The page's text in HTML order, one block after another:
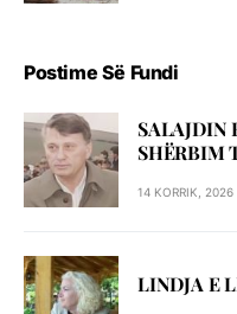
Postime Së Fundi
SALAJDIN
SHЁRBIM
14 KORRIK, 2026
LINDJA E